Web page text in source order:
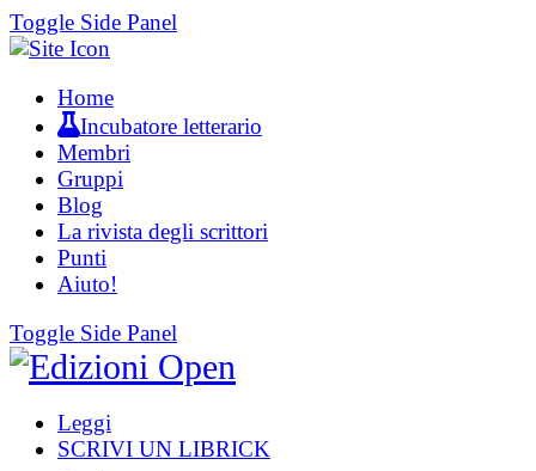
Toggle Side Panel
Home
Incubatore letterario
Membri
Gruppi
Blog
La rivista degli scrittori
Punti
Aiuto!
Toggle Side Panel
Leggi
SCRIVI UN LIBRICK